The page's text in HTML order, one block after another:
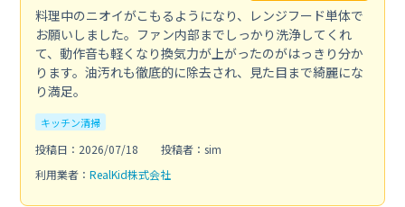
料理中のニオイがこもるようになり、レンジフード単体で
お願いしました。ファン内部までしっかり洗浄してくれ
て、動作音も軽くなり換気力が上がったのがはっきり分か
ります。油汚れも徹底的に除去され、見た目まで綺麗にな
り満足。
キッチン清掃
投稿日：2026/07/18
投稿者：sim
利用業者： RealKid株式会社